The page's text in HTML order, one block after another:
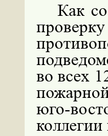
Как
во всех
юго-